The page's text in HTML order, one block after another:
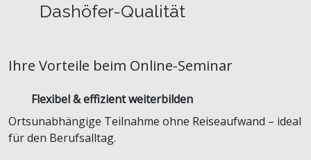
Dashöfer-Qualität
Ihre Vorteile beim Online-Seminar
Flexibel & effizient weiterbilden
Ortsunabhängige Teilnahme ohne Reiseaufwand – ideal
für den Berufsalltag.